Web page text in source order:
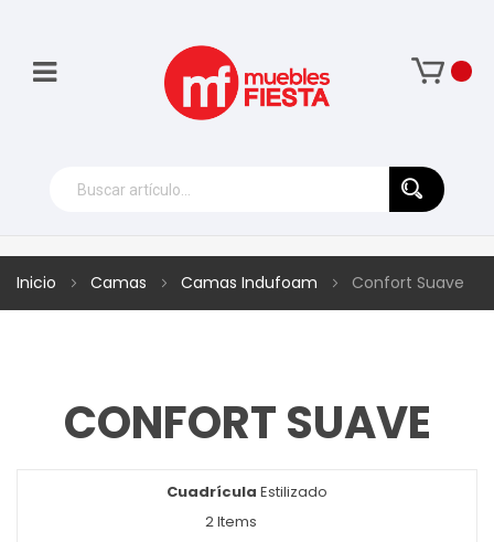
Inicio Camas Camas Indufoam Confort Suave
CONFORT SUAVE
Ver
como
Cuadrícula Estilizado
2Items